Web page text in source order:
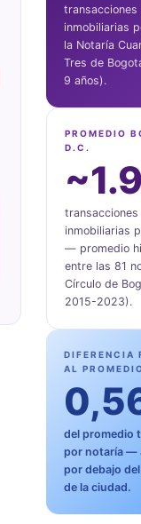
transacciones
inmobiliarias
la Notaría
Tres de
9 años).
PROMEDIO
D.C.
transacciones
inmobiliarias
— promedio
entre las 81
Círculo de
2015-2023).
DIFERENCIA
AL
del promedio
por notaría —
por debajo
de la ciudad.